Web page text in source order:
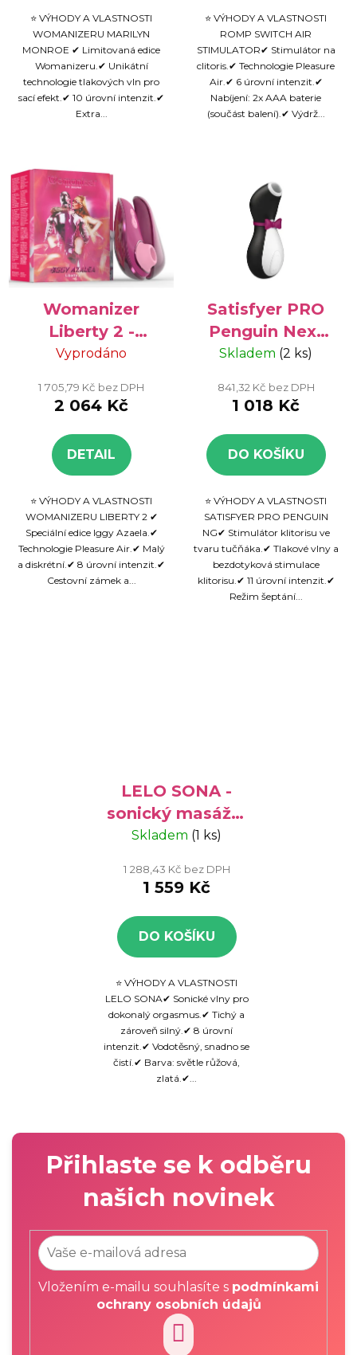
⭐ VÝHODY A VLASTNOSTI
WOMANIZERU MARILYN
MONROE ✔ Limitovaná edice
Womanizeru.✔ Unikátní
technologie tlakových vln pro
sací efekt.✔ 10 úrovní intenzit.✔
Extra...
⭐ VÝHODY A VLASTNOSTI
ROMP SWITCH AIR
STIMULATOR✔ Stimulátor na
clitoris.✔ Technologie Pleasure
Air.✔ 6 úrovní intenzit.✔
Nabíjení: 2x AAA baterie
(součást balení).✔ Výdrž...
Womanizer
Liberty 2 -
speciální edice
diskrétní
Vyprodáno
1 705,79 Kč bez DPH
2 064 Kč
DETAIL
⭐ VÝHODY A VLASTNOSTI
WOMANIZERU LIBERTY 2 ✔
Speciální edice Iggy Azaela.✔
Technologie Pleasure Air.✔ Malý
a diskrétní.✔ 8 úrovní intenzit.✔
Cestovní zámek a...
Satisfyer PRO
Penguin Next
Generation -
klitorisu
Skladem (2 ks)
841,32 Kč bez DPH
1 018 Kč
DO KOŠÍKU
⭐ VÝHODY A VLASTNOSTI
SATISFYER PRO PENGUIN
NG✔ Stimulátor klitorisu ve
tvaru tučňáka.✔ Tlakové vlny a
bezdotyková stimulace
klitorisu.✔ 11 úrovní intenzit.✔
Režim šeptání...
LELO SONA -
sonický masážní
přístroj na
Skladem (1 ks)
1 288,43 Kč bez DPH
1 559 Kč
DO KOŠÍKU
⭐ VÝHODY A VLASTNOSTI
LELO SONA✔ Sonické vlny pro
dokonalý orgasmus.✔ Tichý a
zároveň silný.✔ 8 úrovní
intenzit.✔ Vodotěsný, snadno se
čistí.✔ Barva: světle růžová,
zlatá.✔...
Přihlaste se k odběru
našich novinek
Vložením e-mailu souhlasíte s podmínkami
ochrany osobních údajů